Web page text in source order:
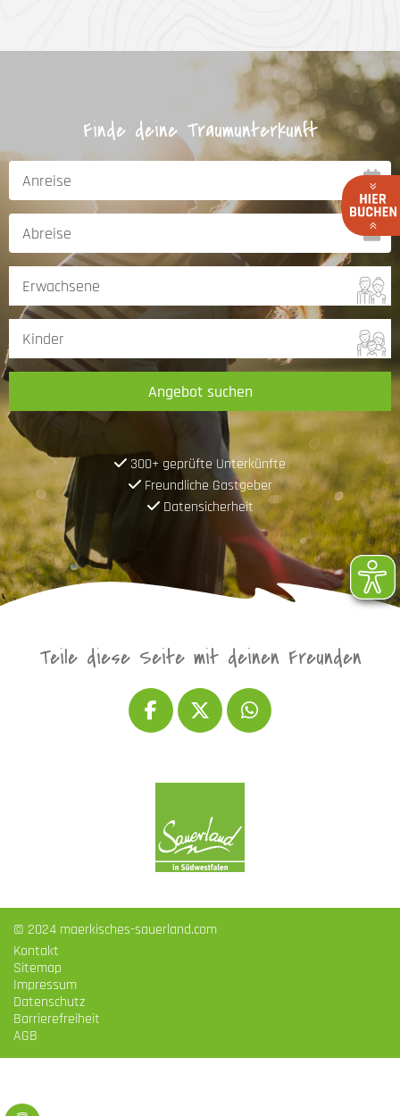
Finde deine Traumunterkunft
Angebot suchen
300+ geprüfte Unterkünfte
Freundliche Gastgeber
Datensicherheit
Teile diese Seite mit deinen Freunden
© 2024 maerkisches-sauerland.com
Kontakt
Sitemap
Impressum
Datenschutz
Barrierefreiheit
AGB